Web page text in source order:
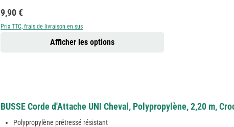
Prix régulier :
9,90 €
Prix TTC, frais de livraison en sus
Afficher les options
BUSSE Corde d'Attache UNI Cheval, Polypropylène, 2,20 m,
Polypropylène prétressé résistant